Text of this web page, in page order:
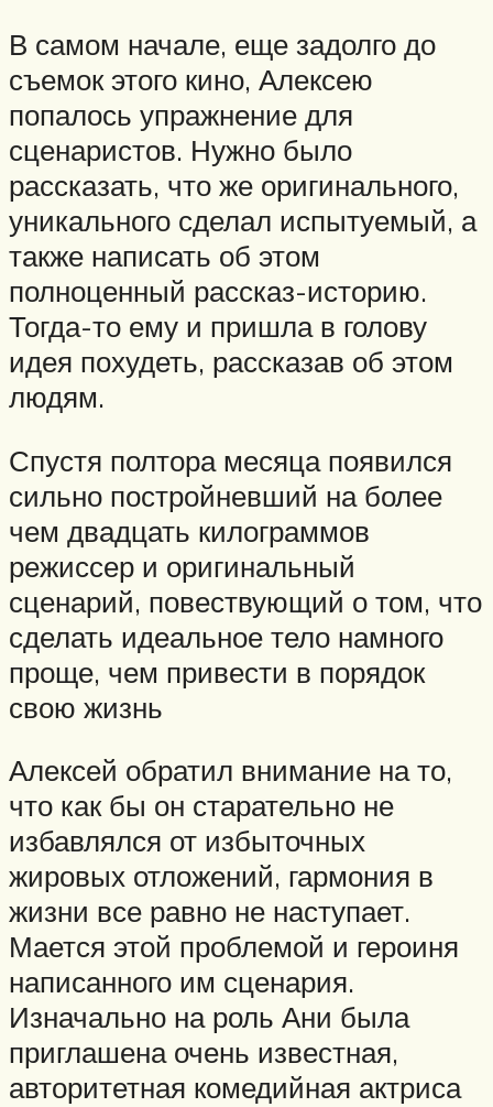
В самом начале, еще задолго до
съемок этого кино, Алексею
попалось упражнение для
сценаристов. Нужно было
рассказать, что же оригинального,
уникального сделал испытуемый, а
также написать об этом
полноценный рассказ-историю.
Тогда-то ему и пришла в голову
идея похудеть, рассказав об этом
людям.
Спустя полтора месяца появился
сильно постройневший на более
чем двадцать килограммов
режиссер и оригинальный
сценарий, повествующий о том, что
сделать идеальное тело намного
проще, чем привести в порядок
свою жизнь
Алексей обратил внимание на то,
что как бы он старательно не
избавлялся от избыточных
жировых отложений, гармония в
жизни все равно не наступает.
Мается этой проблемой и героиня
написанного им сценария.
Изначально на роль Ани была
приглашена очень известная,
авторитетная комедийная актриса